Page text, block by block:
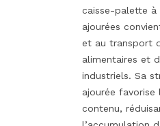
caisse-palette à
ajourées
et au transport
alimentaires et
industriels. Sa
ajourée favorise
contenu,